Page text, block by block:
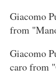
Giacomo
from
Giacomo
caro from